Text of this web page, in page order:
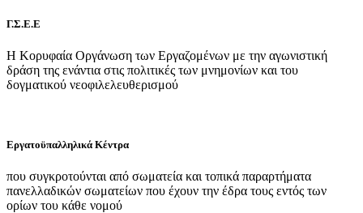
Γ.Σ.Ε.Ε
Η Κορυφαία Οργάνωση των Εργαζομένων με την αγωνιστική
δράση της ενάντια στις πολιτικές των μνημονίων και του
δογματικού νεοφιλελευθερισμού
Εργατοϋπαλληλικά Κέντρα
που συγκροτούνται από σωματεία και τοπικά παραρτήματα
πανελλαδικών σωματείων που έχουν την έδρα τους εντός των
ορίων του κάθε νομού